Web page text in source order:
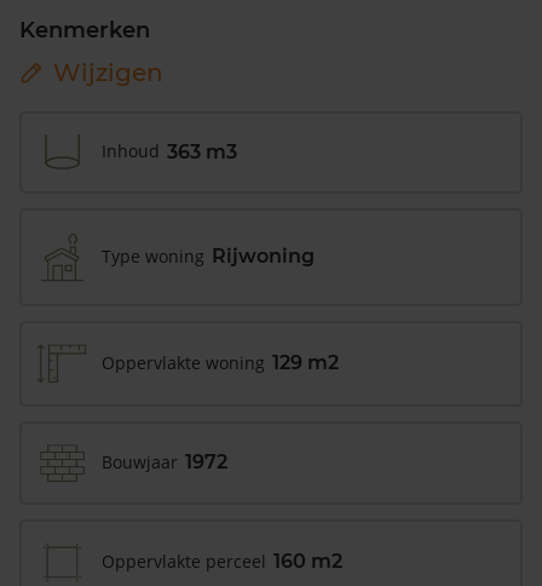
Kenmerken
Wijzigen
Inhoud 363 m3
Type woning Rijwoning
Oppervlakte woning 129 m2
Bouwjaar 1972
Oppervlakte perceel 160 m2